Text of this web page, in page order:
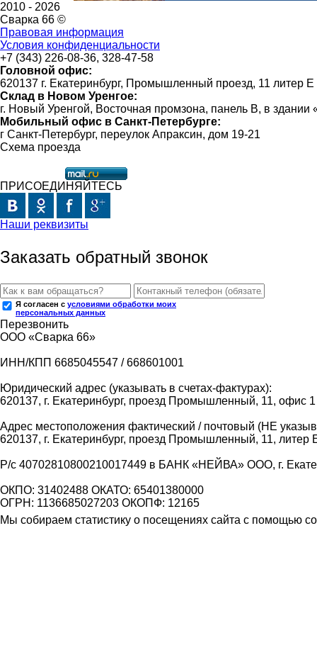
2010 - 2026
Сварка 66 ©
Правовая информация
Условия конфиденциальности
+7 (343) 226-08-36, 328-47-58
Головной офис:
620137 г. Екатеринбург, Промышленный проезд, 11 литер Е
Склад в Новом Уренгое:
г. Новый Уренгой, Восточная промзона, панель В, в
Мобильный офис в Санкт-Петербурге:
г Санкт-Петербург, переулок Апраксин, дом 19-21
Схема проезда
ПРИСОЕДИНЯЙТЕСЬ
Наши реквизиты
Заказать обратный звонок
Я согласен с условиями обработки моих
персональных данных
Перезвонить
ООО «Сварка 66»
ИНН/КПП 6685045547 / 668601001
Юридический адрес (указывать в счетах-фактурах):
620137, г. Екатеринбург, проезд Промышленный, 11, офис 1
Адрес местоположения фактический / почтовый (НЕ
620137, г. Екатеринбург, проезд Промышленный, 11, литер
Р/с 40702810800210017449 в БАНК «НЕЙВА» ООО, г.
ОКПО: 31402488 ОКАТО: 65401380000
ОГРН: 1136685027203 ОКОПФ: 12165
Мы собираем статистику о посещениях сайта с помощью